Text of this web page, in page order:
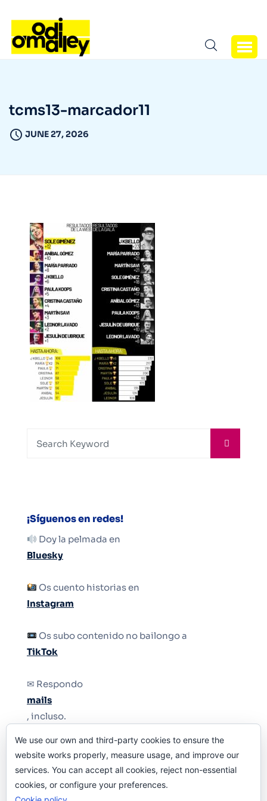
tcms13-marcador11
JUNE 27, 2026
¡Síguenos en redes!
Doy la pelmada en
Bluesky
Os cuento historias en
Instagram
Os subo contenido no bailongo a
TikTok
✉ Respondo
mails
, incluso.
Y si una persona no puede tener teléfono, que
le quiten el teléfono.
We use our own and third-party cookies to ensure the
website works properly, measure usage, and improve our
services. You can accept all cookies, reject non-essential
cookies, or configure your preferences.